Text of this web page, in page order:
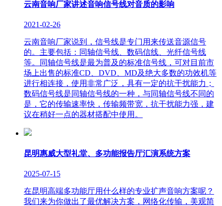
云南音响厂家讲述音响信号线对音质的影响
2021-02-26
云南音响厂家说到，信号线是专门用来传送音源信号
的。主要包括：同轴信号线、数码信线、光纤信号线
等。同轴信号线是最为普及的标准信号线，可对目前市
场上出售的标准CD、DVD、MD及绝大多数的功效机等
进行相连接，使用非常广泛，具有一定的抗干扰能力；
数码信号线是同轴信号线的一种，与同轴信号线不同的
是，它的传输速率快，传输频带宽，抗干扰能力强，建
议在稍好一点的器材搭配中使用。
昆明惠威大型礼堂、多功能报告厅汇演系统方案
2025-07-15
在昆明高端多功能厅用什么样的专业扩声音响方案呢？
我们来为你做出了最优解决方案，网络化传输，美观简